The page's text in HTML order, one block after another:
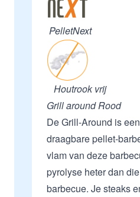
PelletNext
Houtrook vrij
Grill around Rood
De Grill-Around is
draagbare pellet-
vlam van deze
pyrolyse heter dan
barbecue. Je steaks